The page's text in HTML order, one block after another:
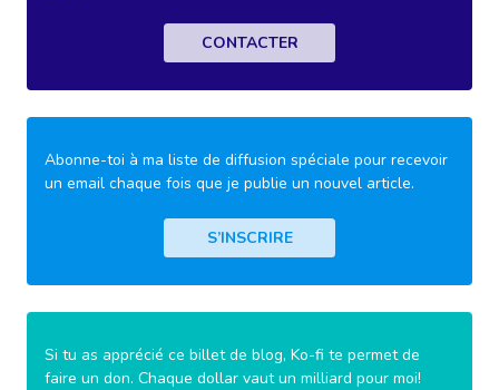
CONTACTER
Abonne-toi à ma liste de diffusion spéciale pour recevoir
un email chaque fois que je publie un nouvel article.
S’INSCRIRE
Si tu as apprécié ce billet de blog, Ko-fi te permet de
faire un don. Chaque dollar vaut un milliard pour moi!